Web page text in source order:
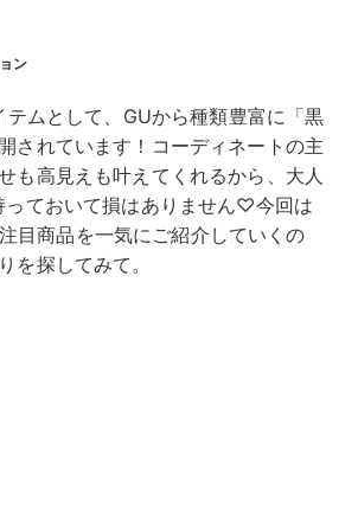
ン
ムとして、GUから種類豊富に「黒
されています！コーディネートの主
も高見えも叶えてくれるから、大人
っておいて損はありません♡今回は
目商品を一気にご紹介していくの
を探してみて。